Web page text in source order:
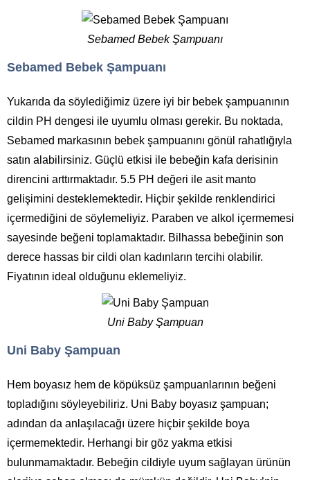
Sebamed Bebek Şampuanı
Sebamed Bebek Şampuanı
Yukarıda da söylediğimiz üzere iyi bir bebek şampuanının
cildin PH dengesi ile uyumlu olması gerekir. Bu noktada,
Sebamed markasının bebek şampuanını gönül rahatlığıyla
satın alabilirsiniz. Güçlü etkisi ile bebeğin kafa derisinin
direncini arttırmaktadır. 5.5 PH değeri ile asit manto
gelişimini desteklemektedir. Hiçbir şekilde renklendirici
içermediğini de söylemeliyiz. Paraben ve alkol içermemesi
sayesinde beğeni toplamaktadır. Bilhassa bebeğinin son
derece hassas bir cildi olan kadınların tercihi olabilir.
Fiyatının ideal olduğunu eklemeliyiz.
Uni Baby Şampuan
Uni Baby Şampuan
Hem boyasız hem de köpüksüz şampuanlarının beğeni
topladığını söyleyebiliriz. Uni Baby boyasız şampuan;
adından da anlaşılacağı üzere hiçbir şekilde boya
içermemektedir. Herhangi bir göz yakma etkisi
bulunmamaktadır. Bebeğin cildiyle uyum sağlayan ürünün